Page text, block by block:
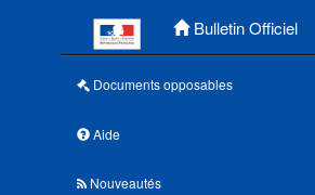
Bulletin Officiel
Documents opposables
Aide
Nouveautés